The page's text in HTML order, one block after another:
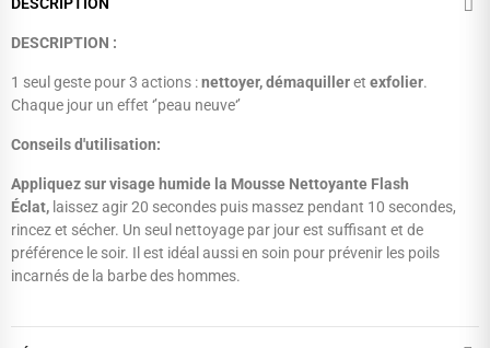
DESCRIPTION :
1 seul geste pour 3 actions :nettoyer, démaquilleret exfolier.
Chaque jour un effet ‘’peau neuve‘’
Conseils d'utilisation:
Appliquez sur visage humide la Mousse Nettoyante Flash
Éclat, laissez agir 20 secondes puis massez pendant 10 secondes,
rincez et sécher. Un seul nettoyage par jour est suffisant et de
préférence le soir. Il est idéal aussi en soin pour prévenir les poils
incarnés de la barbe des hommes.